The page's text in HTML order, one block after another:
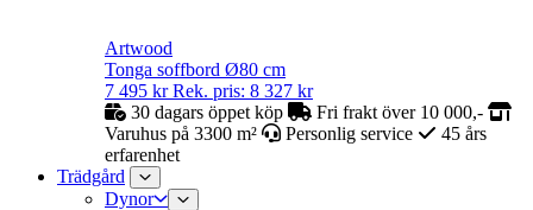
Artwood
Tonga soffbord Ø80 cm
7 495 kr Rek. pris: 8 327 kr
30 dagars öppet köp
Fri frakt över 10 000,-
Varuhus på 3300 m²
Personlig service
45 års
erfarenhet
Trädgård
Dynor